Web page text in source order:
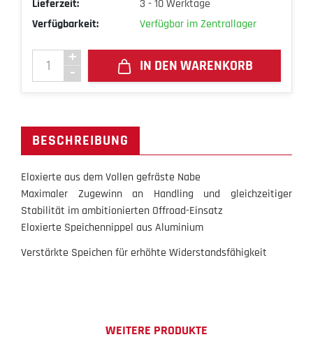
Lieferzeit:
3 - 10 Werktage
Verfügbarkeit:
Verfügbar im Zentrallager
IN DEN WARENKORB
BESCHREIBUNG
Eloxierte aus dem Vollen gefräste Nabe
Maximaler Zugewinn an Handling und gleichzeitiger
Stabilität im ambitionierten Offroad-Einsatz
Eloxierte Speichennippel aus Aluminium
Verstärkte Speichen für erhöhte Widerstandsfähigkeit
WEITERE PRODUKTE